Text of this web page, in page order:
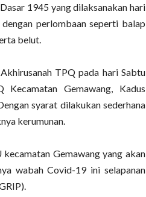
1945 yang dilaksanakan hari
perlombaan seperti balap
belut.
TPQ pada hari Sabtu
Gemawang, Kadus
syarat dilakukan sederhana
kerumunan.
Gemawang yang akan
wabah Covid-19 ini selapanan